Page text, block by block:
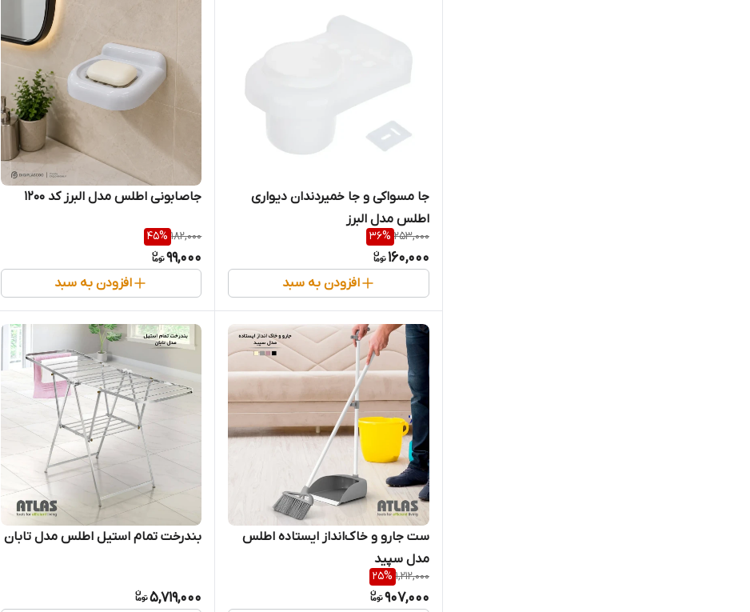
جا مسواکی و جا خمیردندان دیواری
اطلس مدل البرز
253,000
36%
160,000
افزودن به سبد
جاصابونی اطلس مدل البرز کد 1200
182,000
45%
99,000
افزودن به سبد
ست جارو و خاک‌انداز ایستاده اطلس
مدل سپید
1,212,000
25%
907,000
بندرخت تمام استیل اطلس مدل تابان
5,719,000